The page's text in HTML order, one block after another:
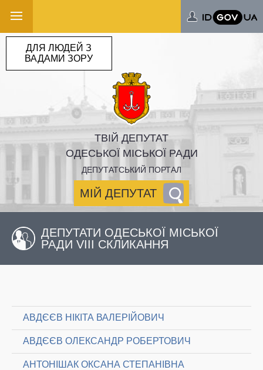
ТВІЙ ДЕПУТАТ
ОДЕСЬКОЇ МІСЬКОЇ РАДИ
ДЕПУТАТСЬКИЙ ПОРТАЛ
МІЙ ДЕПУТАТ
ДЛЯ ЛЮДЕЙ З
ВАДАМИ ЗОРУ
ДЕПУТАТИ ОДЕСЬКОЇ МІСЬКОЇ
РАДИ VIII СКЛИКАННЯ
АВДЄЄВ НІКІТА ВАЛЕРІЙОВИЧ
АВДЄЄВ ОЛЕКСАНДР РОБЕРТОВИЧ
АНТОНІШАК ОКСАНА СТЕПАНІВНА